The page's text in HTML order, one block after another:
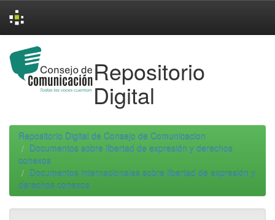
navigation
Repositorio
Digital
Repositorio Digital de Consejo de Comunicacion
Documentos sobre libertad de expresión y derechos
conexos
Documentos internacionales sobre libertad de expresión y
derechos conexos